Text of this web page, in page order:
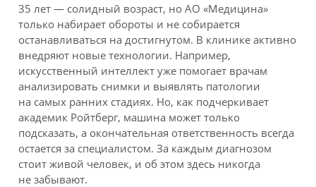
35 лет — солидный возраст, но АО «Медицина»
только набирает обороты и не собирается
останавливаться на достигнутом. В клинике активно
внедряют новые технологии. Например,
искусственный интеллект уже помогает врачам
анализировать снимки и выявлять патологии
на самых ранних стадиях. Но, как подчеркивает
академик Ройтберг, машина может только
подсказать, а окончательная ответственность всегда
остается за специалистом. За каждым диагнозом
стоит живой человек, и об этом здесь никогда
не забывают.